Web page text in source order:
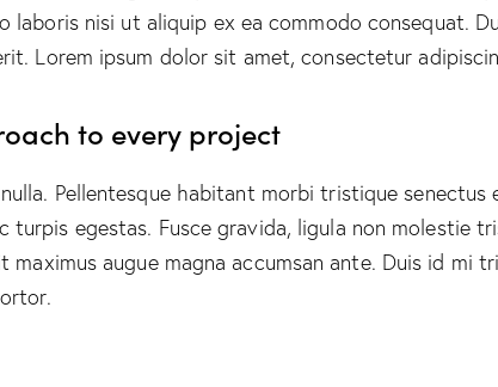
laboris nisi ut aliquip ex ea commodo consequat.
Lorem ipsum dolor sit amet, consectetur
to every project
Pellentesque habitant morbi tristique senectus
turpis egestas. Fusce gravida, ligula non molestie
maximus augue magna accumsan ante. Duis id mi